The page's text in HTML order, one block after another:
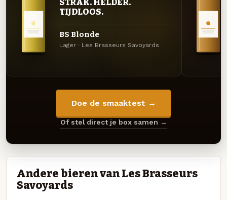
STRAK. HELDER.
TIJDLOOS.
BS Blonde
Lager · Les Brasseurs Savoyards
Doe de smaaktest →
Of stel direct je box samen →
Andere bieren van Les Brasseurs
Savoyards